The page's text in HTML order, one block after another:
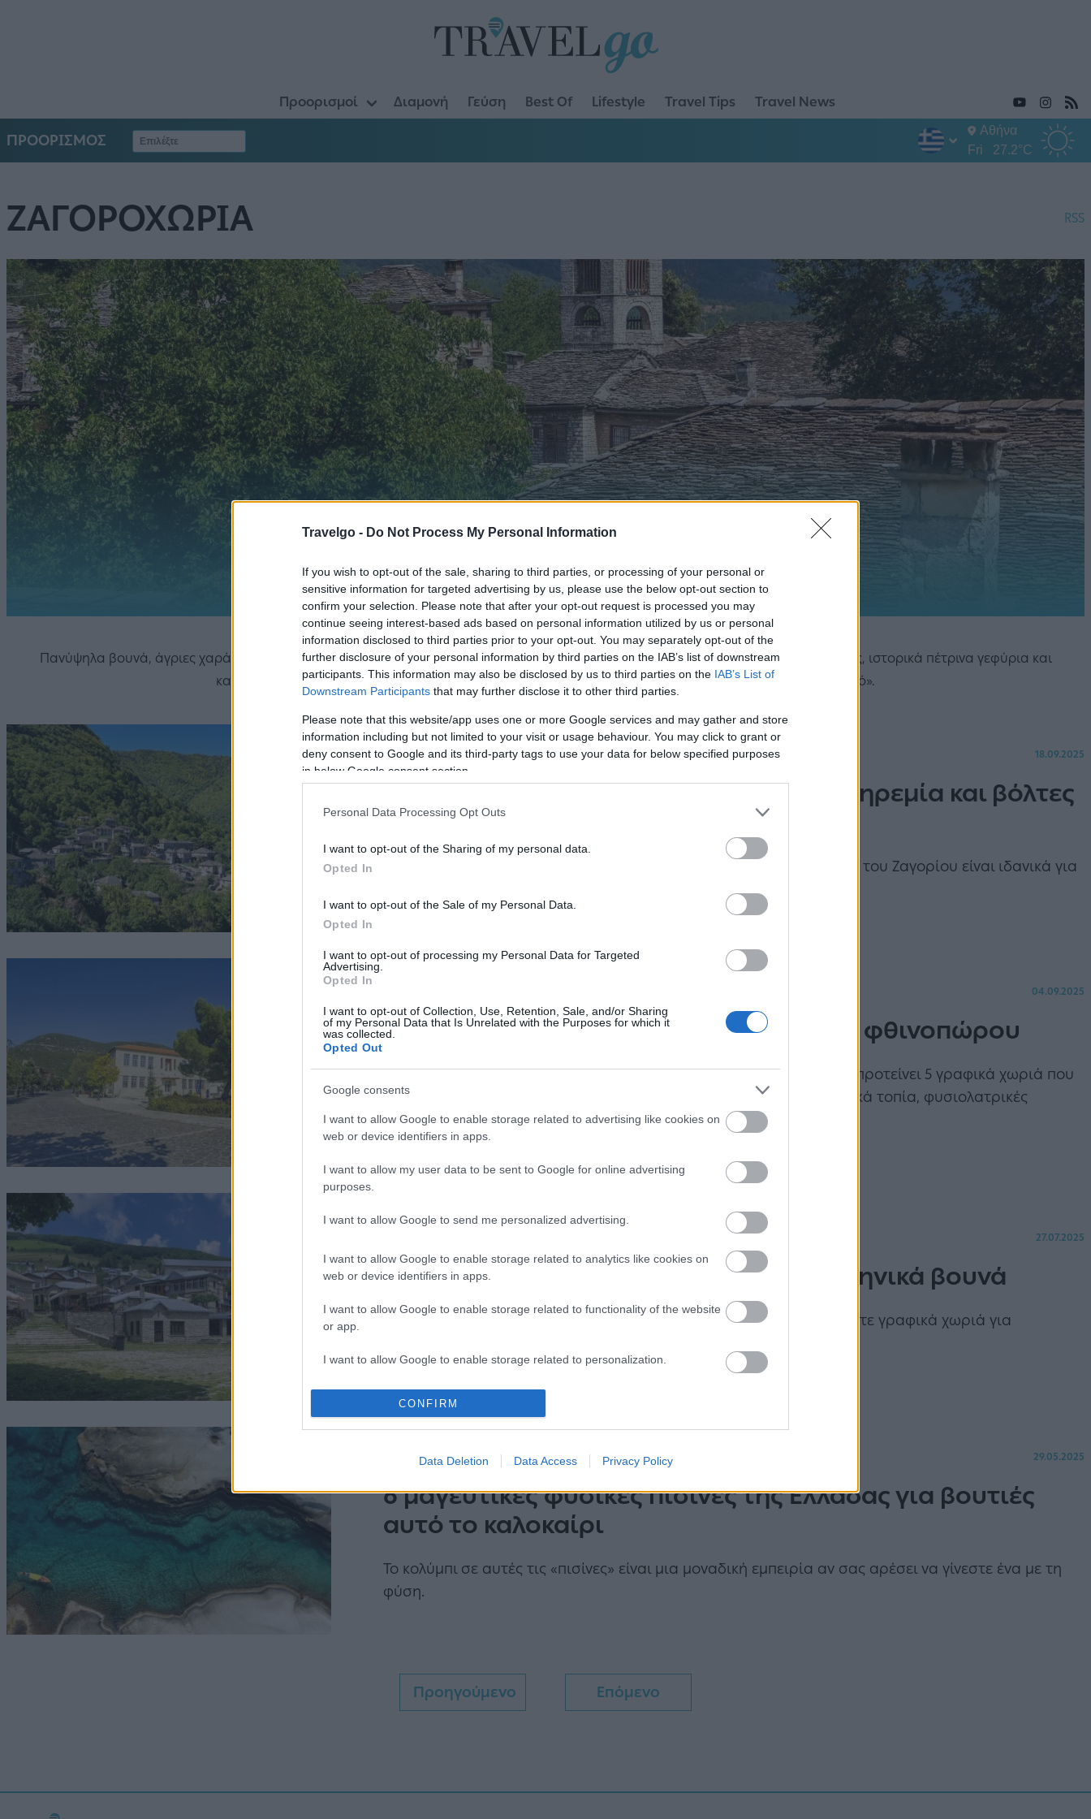
Travelgo - Do Not Process My Personal Information
If you wish to opt-out of the sale, sharing to third parties, or processing of your personal or
sensitive information for targeted advertising by us, please use the below opt-out section to
confirm your selection. Please note that after your opt-out request is processed you may
continue seeing interest-based ads based on personal information utilized by us or personal
information disclosed to third parties prior to your opt-out. You may separately opt-out of the
further disclosure of your personal information by third parties on the IAB’s list of downstream
participants. This information may also be disclosed by us to third parties on the IAB’s List of
Downstream Participants that may further disclose it to other third parties.
Please note that this website/app uses one or more Google services and may gather and store
information including but not limited to your visit or usage behaviour. You may click to grant or
deny consent to Google and its third-party tags to use your data for below specified purposes
in below Google consent section.
Personal Data Processing Opt Outs
I want to opt-out of the Sharing of my personal data.
Opted In
I want to opt-out of the Sale of my Personal Data.
Opted In
I want to opt-out of processing my Personal Data for Targeted
Advertising.
Opted In
I want to opt-out of Collection, Use, Retention, Sale, and/or Sharing
of my Personal Data that Is Unrelated with the Purposes for which it
was collected.
Opted Out
Google consents
I want to allow Google to enable storage related to advertising like cookies on
web or device identifiers in apps.
I want to allow my user data to be sent to Google for online advertising
purposes.
I want to allow Google to send me personalized advertising.
I want to allow Google to enable storage related to analytics like cookies on
web or device identifiers in apps.
I want to allow Google to enable storage related to functionality of the website
or app.
I want to allow Google to enable storage related to personalization.
I want to allow Google to enable storage related to security, including
authentication functionality and fraud prevention, and other user protection.
CONFIRM
Data Deletion Data Access Privacy Policy
Προορισμοί Διαμονή Γεύση Best Of Lifestyle Travel Tips Travel News
ΠΡΟΟΡΙΣΜΟΣ
Αθήνα
Fri
27.2°C
ΖΑΓΟΡΟΧΩΡΙΑ RSS
Πανύψηλα βουνά, άγριες χαράδρες, μοναδικά φαράγγια, ορμητικά και παγωμένα ποτάμια, έρημα μοναστήρια, εντυπωσιακές λίμνες, ιστορικά πέτρινα γεφύρια και
καλοδιατηρημένα παραδοσιακά χωριά. Καλωσήρθατε στα Ζαγοροχώρια, στον «τόπο πίσω από το βουνό».
BEST OF 18.09.2025
5 χαμηλών τόνων χωριά στο Ζαγόρι για ηρεμία και βόλτες
στη φύση
Πνιγμένα στο πράσινο και χτισμένα με πέτρα, αυτά τα ήσυχα χωριά του Ζαγορίου είναι ιδανικά για
χαλαρωτικές αποδράσεις γεμάτες εικόνες φύσης και παράδοσης.
04.09.2025
5 χωριά για τις πρώτες αποδράσεις του φθινοπώρου
Από τα Ζαγοροχώρια μέχρι την Ορεινή Αρκαδία, το Travelgo.gr σας προτείνει 5 γραφικά χωριά που
είναι ιδανικά για τα πρώτα φθινοπωρινά Σαββατοκύριακα. Μαγευτικά τοπία, φυσιολατρικές
δραστηριότητες και παραδοσιακό φαγητό.
27.07.2025
5 χωριά για δροσερό καλοκαίρι στα ελληνικά βουνά
Από τη Φλώρινα μέχρι την Αρκαδία, το Travelgo.gr σας προτείνει πέντε γραφικά χωριά για
BEST OF 29.05.2025
6 μαγευτικές φυσικές πισίνες της Ελλάδας για βουτιές
αυτό το καλοκαίρι
Το κολύμπι σε αυτές τις «πισίνες» είναι μια μοναδική εμπειρία αν σας αρέσει να γίνεστε ένα με τη
φύση.
Προηγούμενο Επόμενο